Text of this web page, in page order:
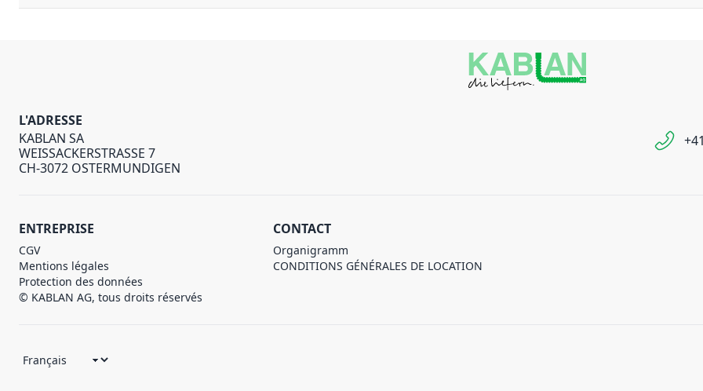
L'ADRESSE
KABLAN SA
WEISSACKERSTRASSE 7
CH-3072 OSTERMUNDIGEN
ENTREPRISE
CGV
Mentions légales
Protection des données
© KABLAN AG, tous droits réservés
CONTACT
Organigramm
CONDITIONS GÉNÉRALES DE LOCATION